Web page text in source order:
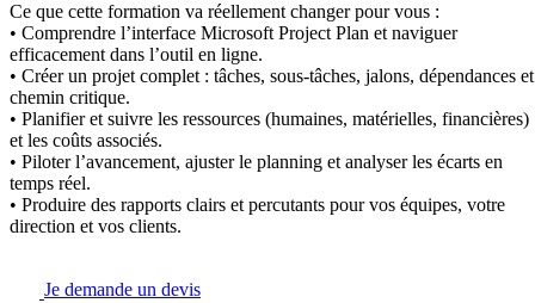
Ce que cette formation va réellement changer pour vous :
• Comprendre l’interface Microsoft Project Plan et naviguer
efficacement dans l’outil en ligne.
• Créer un projet complet : tâches, sous-tâches, jalons, dépendances et
chemin critique.
• Planifier et suivre les ressources (humaines, matérielles, financières)
et les coûts associés.
• Piloter l’avancement, ajuster le planning et analyser les écarts en
temps réel.
• Produire des rapports clairs et percutants pour vos équipes, votre
direction et vos clients.
Je demande un devis